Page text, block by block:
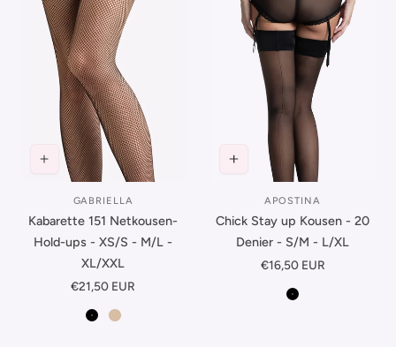
Leverancier:
GABRIELLA
Kabarette 151 Netkousen-
Hold-ups - XS/S - M/L -
XL/XXL
Normale
€21,50 EUR
ZwartBeige
Leverancier:
APOSTINA
Chick Stay up Kousen - 20
Denier - S/M - L/XL
Normale
€16,50 EUR
Zwart